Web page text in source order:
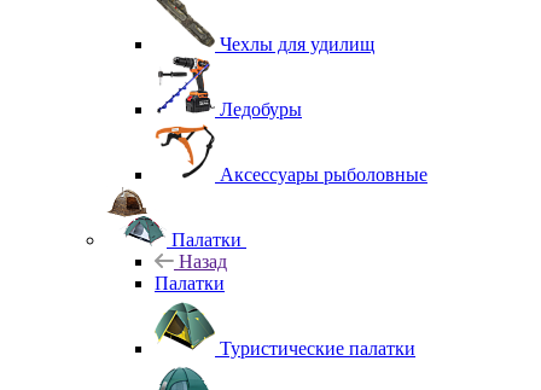
Чехлы для удилищ
Ледобуры
Аксессуары рыболовные
Палатки
Назад
Палатки
Туристические палатки